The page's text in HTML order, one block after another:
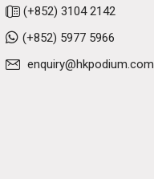
(+852) 3104 2142
(+852) 5977 5966
enquiry@hkpodium.com